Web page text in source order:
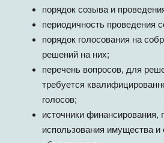
порядок созыва и
периодичность проведения
порядок голосования на
решений на них;
перечень вопросов, для
требуется
голосов;
источники финансирования,
использования имущества и